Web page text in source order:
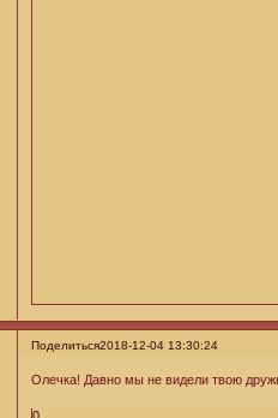
Поделиться2018-12-04 13:30:24
Олечка! Давно мы не видели твою